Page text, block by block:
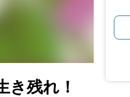
き残れ！